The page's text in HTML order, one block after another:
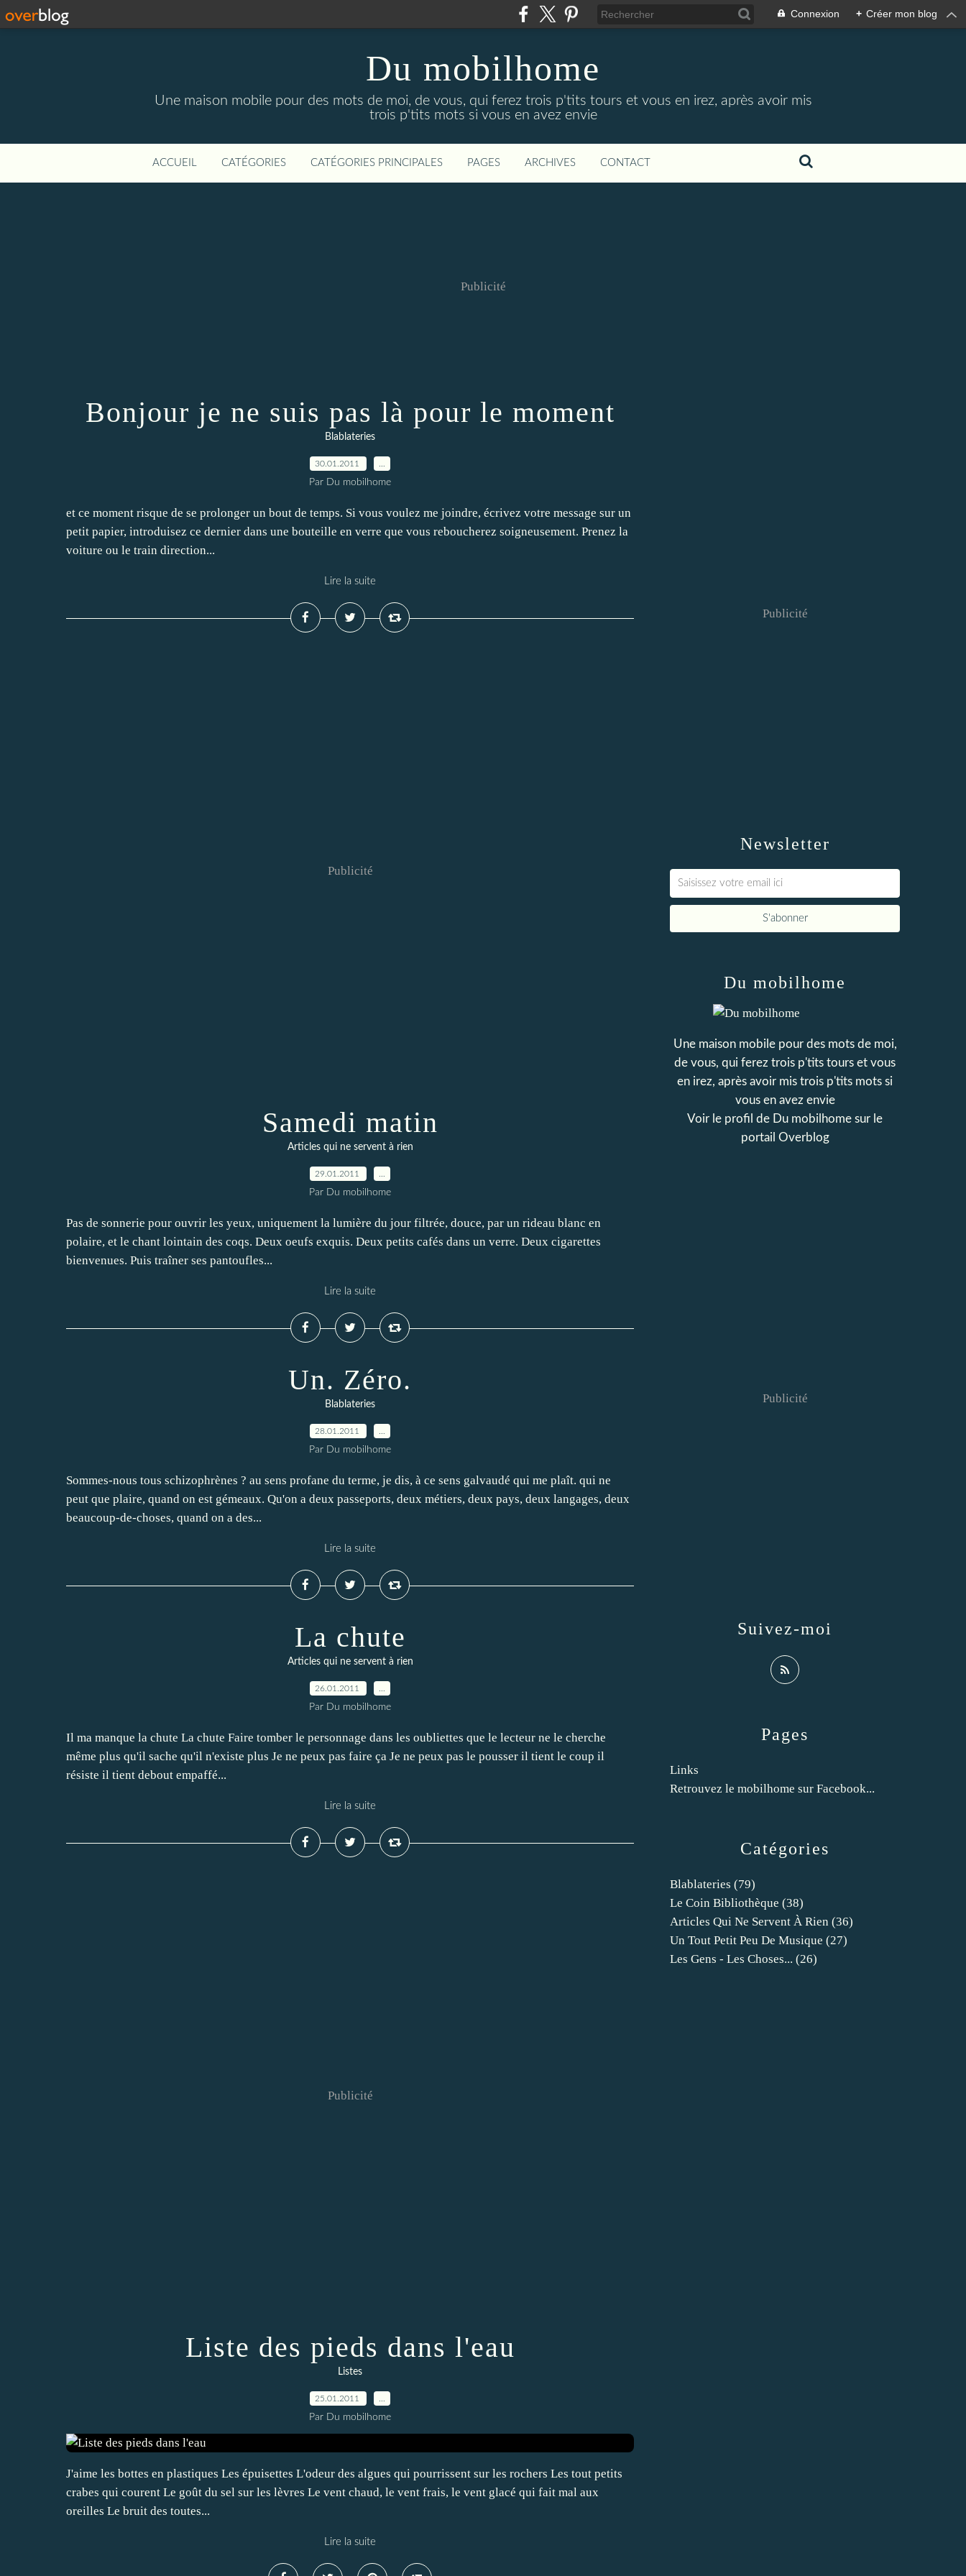
Connexion + Créer mon blog
Du mobilhome
Une maison mobile pour des mots de moi, de vous, qui ferez trois p'tits tours et vous en irez, après avoir mis
trois p'tits mots si vous en avez envie
ACCUEIL CATÉGORIES CATÉGORIES PRINCIPALES PAGES ARCHIVES CONTACT
Publicité
Bonjour je ne suis pas là pour le moment
Blablateries
30.01.2011
Par Du mobilhome
et ce moment risque de se prolonger un bout de temps. Si vous voulez me joindre, écrivez votre message sur un
petit papier, introduisez ce dernier dans une bouteille en verre que vous reboucherez soigneusement. Prenez la
voiture ou le train direction...
Lire la suite
Publicité
Samedi matin
Articles qui ne servent à rien
29.01.2011
Par Du mobilhome
Pas de sonnerie pour ouvrir les yeux, uniquement la lumière du jour filtrée, douce, par un rideau blanc en
polaire, et le chant lointain des coqs. Deux oeufs exquis. Deux petits cafés dans un verre. Deux cigarettes
bienvenues. Puis traîner ses pantoufles...
Lire la suite
Un. Zéro.
Blablateries
28.01.2011
Par Du mobilhome
Sommes-nous tous schizophrènes ? au sens profane du terme, je dis, à ce sens galvaudé qui me plaît. qui ne
peut que plaire, quand on est gémeaux. Qu'on a deux passeports, deux métiers, deux pays, deux langages, deux
beaucoup-de-choses, quand on a des...
Lire la suite
La chute
Articles qui ne servent à rien
26.01.2011
Par Du mobilhome
Il ma manque la chute La chute Faire tomber le personnage dans les oubliettes que le lecteur ne le cherche
même plus qu'il sache qu'il n'existe plus Je ne peux pas faire ça Je ne peux pas le pousser il tient le coup il
résiste il tient debout empaffé...
Lire la suite
Publicité
Liste des pieds dans l'eau
Listes
25.01.2011
Par Du mobilhome
J'aime les bottes en plastiques Les épuisettes L'odeur des algues qui pourrissent sur les rochers Les tout petits
crabes qui courent Le goût du sel sur les lèvres Le vent chaud, le vent frais, le vent glacé qui fait mal aux
oreilles Le bruit des toutes...
Lire la suite
Newsletter
Publicité
Catégories
Blablateries (79)
Le Coin Bibliothèque (38)
Articles Qui Ne Servent À Rien (36)
Un Tout Petit Peu De Musique (27)
Les Gens - Les Choses... (26)
Pages
Links
Retrouvez le mobilhome sur Facebook...
Du mobilhome
Une maison mobile pour des mots de moi,
de vous, qui ferez trois p'tits tours et vous
en irez, après avoir mis trois p'tits mots si
vous en avez envie
Voir le profil de Du mobilhome sur le
portail Overblog
Suivez-moi
Publicité